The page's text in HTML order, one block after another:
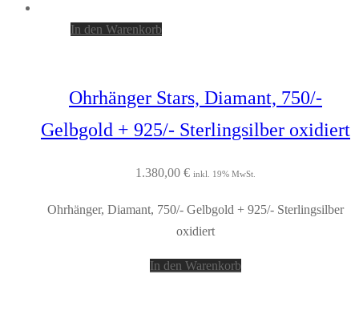
In den Warenkorb
Ohrhänger Stars, Diamant, 750/-
Gelbgold + 925/- Sterlingsilber oxidiert
1.380,00 € inkl. 19% MwSt.
Ohrhänger, Diamant, 750/- Gelbgold + 925/- Sterlingsilber
oxidiert
In den Warenkorb